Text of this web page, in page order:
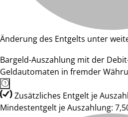
Änderung des Entgelts unter
Bargeld-Auszahlung mit der
Geldautomaten in fremder
Zusätzliches Entgelt je
Mindestentgelt je Auszahlung: